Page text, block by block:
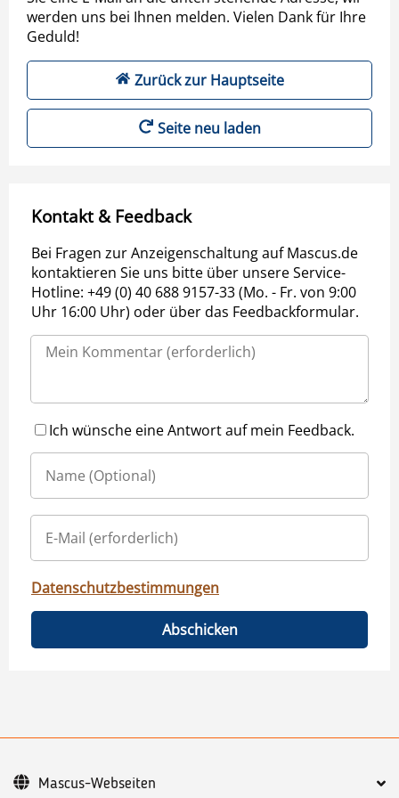
werden uns bei Ihnen melden. Vielen Dank für Ihre
Geduld!
Zurück zur Hauptseite
Seite neu laden
Kontakt & Feedback
Bei Fragen zur Anzeigenschaltung auf Mascus.de
kontaktieren Sie uns bitte über unsere Service-
Hotline: +49 (0) 40 688 9157-33 (Mo. - Fr. von 9:00
Uhr 16:00 Uhr) oder über das Feedbackformular.
Ich wünsche eine Antwort auf mein Feedback.
Datenschutzbestimmungen
Abschicken
Mascus-Webseiten